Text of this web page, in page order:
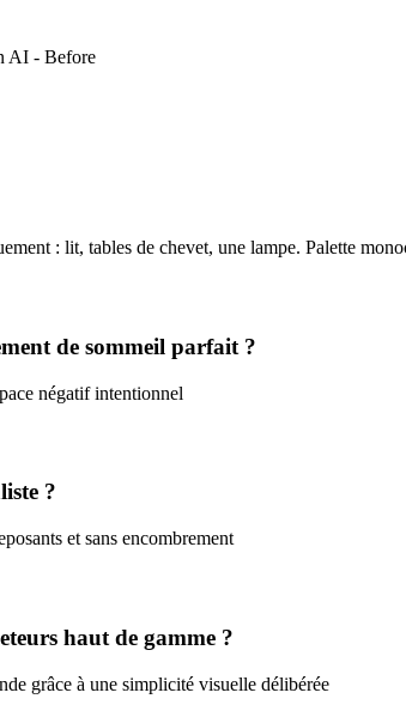
: lit, tables de chevet, une lampe. Palette
de sommeil parfait ?
négatif intentionnel
?
et sans encombrement
haut de gamme ?
grâce à une simplicité visuelle délibérée